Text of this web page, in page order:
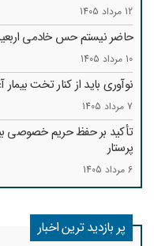
12 مرداد 1405
حاضر نیستم حس خادمی
10 مرداد 1405
نوآوری باید از کنار تخت بیمار
7 مرداد 1405
تأکید بر حفظ حریم خصوصی
پرستار
6 مرداد 1405
پر بازدید ترین اخبار